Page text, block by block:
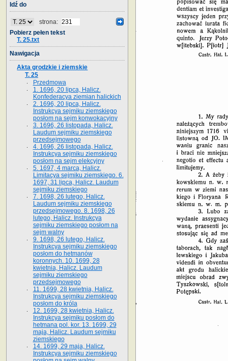
Idź do
strona:
Pobierz pełen tekst
T. 25.txt
Nawigacja
Akta grodzkie i ziemskie
T. 25
Przedmowa
1. 1696, 20 lipca, Halicz.
Konfederacya ziemian halickich
2. 1696, 20 lipca, Halicz.
Instrukcya sejmiku ziemskiego
posłom na sejm konwokacyjny
3. 1696, 26 listopada, Halicz.
Laudum sejmiku ziemskiego
przedsejmowego
4. 1696, 26 listopada, Halicz.
Instrukcya sejmiku ziemskiego
posłom na sejm elekcyjny
5. 1697, 4 marca, Halicz.
Limitacya sejmiku ziemskiego. 6.
1697, 31 lipca, Halicz. Laudum
sejmiku ziemskiego
7. 1698, 26 lutego, Halicz.
Laudum sejmiku ziemskiego
przedsejmowego. 8. 1698, 26
lutego, Halicz. Instrukcya
sejmiku ziemskiego posłom na
sejm walny
9. 1698, 26 lutego, Halicz.
Instrukcya sejmiku ziemskiego
posłom do hetmanów
koronnych. 10. 1699, 28
kwietnia, Halicz. Laudum
sejmiku ziemskiego
przedsejmowego
11. 1699, 28 kwietnia, Halicz.
Instrukcya sejmiku ziemskiego
posłom do króla
12. 1699, 28 kwietnia, Halicz.
Instrukcya sejmiku posłom do
hetmana pol. kor. 13. 1699, 29
maja, Halicz. Laudum sejmiku
ziemskiego
14. 1699, 29 maja, Halicz.
Instrukcya sejmiku ziemskiego